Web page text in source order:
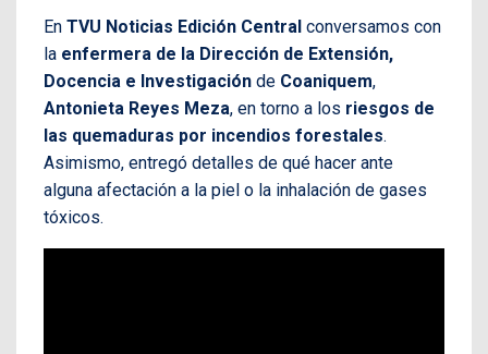
En TVU Noticias Edición Central conversamos con
la enfermera de la Dirección de Extensión,
Docencia e Investigación de Coaniquem,
Antonieta Reyes Meza, en torno a los riesgos de
las quemaduras por incendios forestales.
Asimismo, entregó detalles de qué hacer ante
alguna afectación a la piel o la inhalación de gases
tóxicos.